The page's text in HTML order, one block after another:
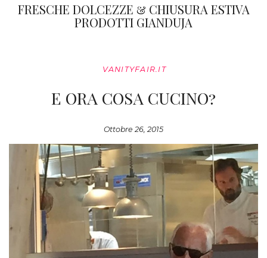
FRESCHE DOLCEZZE & CHIUSURA ESTIVA
PRODOTTI GIANDUJA
VANITYFAIR.IT
E ORA COSA CUCINO?
Ottobre 26, 2015